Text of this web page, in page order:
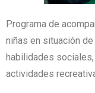
Programa de
niñas en situación
habilidades
actividades